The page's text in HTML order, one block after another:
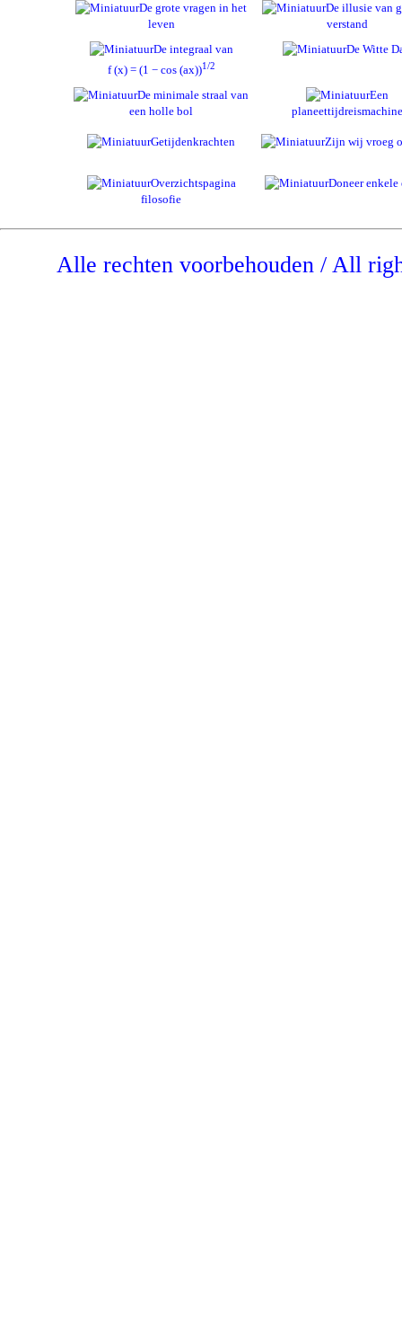
De grote vragen in het
leven
De illusie van
verstand
De integraal van
f (x) = (1 − cos (ax))1/2
De Witte
De minimale straal van
een holle bol
Een
planeettijdreismachine
Getijdenkrachten Zijn wij vroeg
Overzichtspagina
filosofie
Doneer enkele
Alle rechten voorbehouden / All